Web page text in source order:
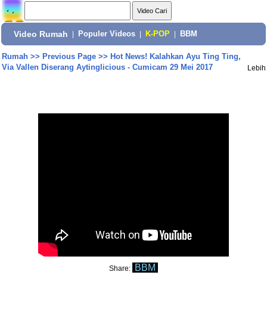
Video Rumah Populer Videos K-POP BBM
Rumah>> Previous Page>> Hot News! Kalahkan Ayu Ting Ting,
Via Vallen Diserang Aytinglicious - Cumicam 29 Mei 2017
Lebih
Share: BBM